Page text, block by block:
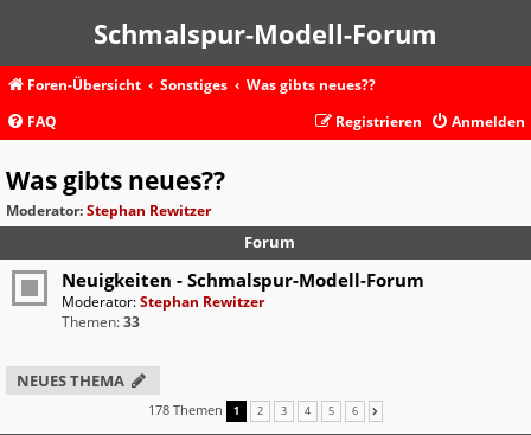
Schmalspur-Modell-Forum
Foren-Übersicht Sonstiges
Was gibts neues??
FAQ
Anmelden
Registrieren
Was gibts neues??
Moderator:Stephan Rewitzer
Forum
Neuigkeiten - Schmalspur-Modell-Forum
Moderator:Stephan Rewitzer
Themen:33
NEUES THEMA
178 Themen 1 2 3 4 5 6